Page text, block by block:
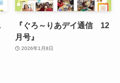
『ぐろ～りあデイ通信 12
月号』
2026年1月8日